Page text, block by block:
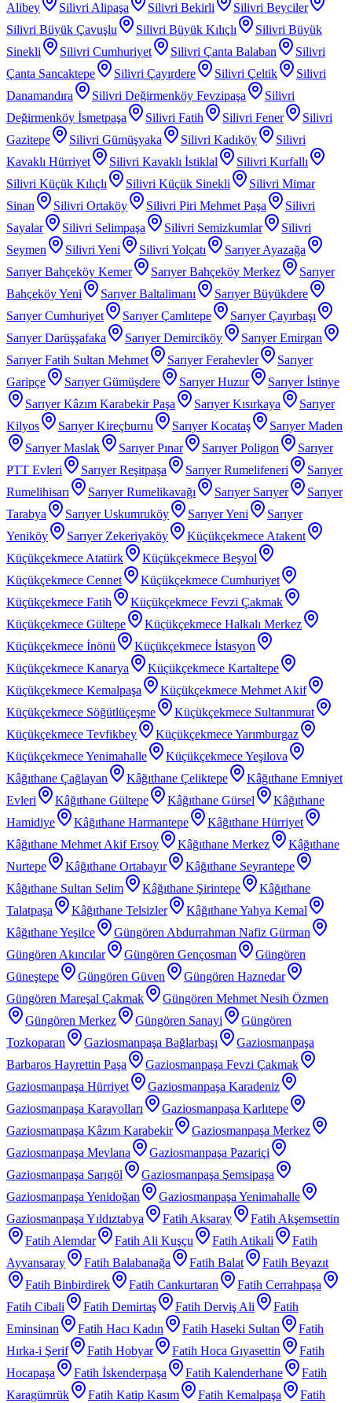
Alibey
Silivri Alipaşa Silivri Bekirli
Silivri Beyciler
Silivri Büyük Çavuşlu
Silivri Büyük Kılıçlı
Silivri Büyük
Sinekli
Silivri Cumhuriyet Silivri Çanta Balaban
Silivri
Çanta Sancaktepe
Silivri Çayırdere Silivri Çeltik
Silivri
Danamandıra
Silivri Değirmenköy Fevzipaşa
Silivri
Değirmenköy İsmetpaşa
Silivri Fatih Silivri Fener
Silivri
Gazitepe
Silivri Gümüşyaka Silivri Kadıköy
Silivri
Kavaklı Hürriyet
Silivri Kavaklı İstiklal
Silivri Kurfallı
Silivri Küçük Kılıçlı
Silivri Küçük Sinekli
Silivri Mimar
Sinan
Silivri Ortaköy Silivri Piri Mehmet Paşa
Silivri
Sayalar
Silivri Selimpaşa Silivri Semizkumlar
Silivri
Seymen
Silivri Yeni Silivri Yolçatı
Sarıyer Ayazağa
Sarıyer Bahçeköy Kemer
Sarıyer Bahçeköy Merkez
Sarıyer
Bahçeköy Yeni
Sarıyer Baltalimanı
Sarıyer Büyükdere
Sarıyer Cumhuriyet
Sarıyer Çamlıtepe
Sarıyer Çayırbaşı
Sarıyer Darüşşafaka
Sarıyer Demirciköy
Sarıyer Emirgan
Sarıyer Fatih Sultan Mehmet
Sarıyer Ferahevler
Sarıyer
Garipçe
Sarıyer Gümüşdere Sarıyer Huzur
Sarıyer İstinye
Sarıyer Kâzım Karabekir Paşa
Sarıyer Kısırkaya
Sarıyer
Kilyos
Sarıyer Kireçburnu Sarıyer Kocataş
Sarıyer Maden
Sarıyer Maslak
Sarıyer Pınar Sarıyer Poligon
Sarıyer
PTT Evleri
Sarıyer Reşitpaşa Sarıyer Rumelifeneri
Sarıyer
Rumelihisarı
Sarıyer Rumelikavağı Sarıyer Sarıyer
Sarıyer
Tarabya
Sarıyer Uskumruköy Sarıyer Yeni
Sarıyer
Yeniköy
Sarıyer Zekeriyaköy
Küçükçekmece Atakent
Küçükçekmece Atatürk
Küçükçekmece Beşyol
Küçükçekmece Cennet
Küçükçekmece Cumhuriyet
Küçükçekmece Fatih
Küçükçekmece Fevzi Çakmak
Küçükçekmece Gültepe
Küçükçekmece Halkalı Merkez
Küçükçekmece İnönü
Küçükçekmece İstasyon
Küçükçekmece Kanarya
Küçükçekmece Kartaltepe
Küçükçekmece Kemalpaşa
Küçükçekmece Mehmet Akif
Küçükçekmece Söğütlüçeşme
Küçükçekmece Sultanmurat
Küçükçekmece Tevfikbey
Küçükçekmece Yarımburgaz
Küçükçekmece Yenimahalle
Küçükçekmece Yeşilova
Kâğıthane Çağlayan
Kâğıthane Çeliktepe
Kâğıthane Emniyet
Evleri
Kâğıthane Gültepe Kâğıthane Gürsel
Kâğıthane
Hamidiye
Kâğıthane Harmantepe
Kâğıthane Hürriyet
Kâğıthane Mehmet Akif Ersoy
Kâğıthane Merkez
Kâğıthane
Nurtepe
Kâğıthane Ortabayır
Kâğıthane Seyrantepe
Kâğıthane Sultan Selim
Kâğıthane Şirintepe
Kâğıthane
Talatpaşa
Kâğıthane Telsizler
Kâğıthane Yahya Kemal
Kâğıthane Yeşilce
Güngören Abdurrahman Nafiz Gürman
Güngören Akıncılar
Güngören Gençosman
Güngören
Güneştepe
Güngören Güven
Güngören Haznedar
Güngören Mareşal Çakmak
Güngören Mehmet Nesih Özmen
Güngören Merkez
Güngören Sanayi
Güngören
Tozkoparan
Gaziosmanpaşa Bağlarbaşı
Gaziosmanpaşa
Barbaros Hayrettin Paşa
Gaziosmanpaşa Fevzi Çakmak
Gaziosmanpaşa Hürriyet
Gaziosmanpaşa Karadeniz
Gaziosmanpaşa Karayolları
Gaziosmanpaşa Karlıtepe
Gaziosmanpaşa Kâzım Karabekir
Gaziosmanpaşa Merkez
Gaziosmanpaşa Mevlana
Gaziosmanpaşa Pazariçi
Gaziosmanpaşa Sarıgöl
Gaziosmanpaşa Şemsipaşa
Gaziosmanpaşa Yenidoğan
Gaziosmanpaşa Yenimahalle
Gaziosmanpaşa Yıldıztabya
Fatih Aksaray
Fatih Akşemsettin
Fatih Alemdar
Fatih Ali Kuşçu Fatih Atikali
Fatih
Ayvansaray
Fatih Balabanağa Fatih Balat
Fatih Beyazıt
Fatih Binbirdirek
Fatih Cankurtaran
Fatih Cerrahpaşa
Fatih Cibali
Fatih Demirtaş Fatih Derviş Ali
Fatih
Eminsinan
Fatih Hacı Kadın Fatih Haseki Sultan
Fatih
Hırka-i Şerif
Fatih Hobyar Fatih Hoca Gıyasettin
Fatih
Hocapaşa
Fatih İskenderpaşa Fatih Kalenderhane
Fatih
Karagümrük
Fatih Katip Kasım Fatih Kemalpaşa Fatih